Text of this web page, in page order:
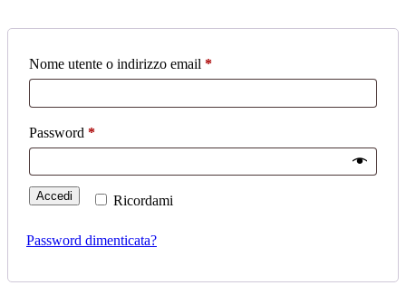
Nome utente o indirizzo email *Richiesto
Password *Richiesto
Ricordami
Accedi
Password dimenticata?